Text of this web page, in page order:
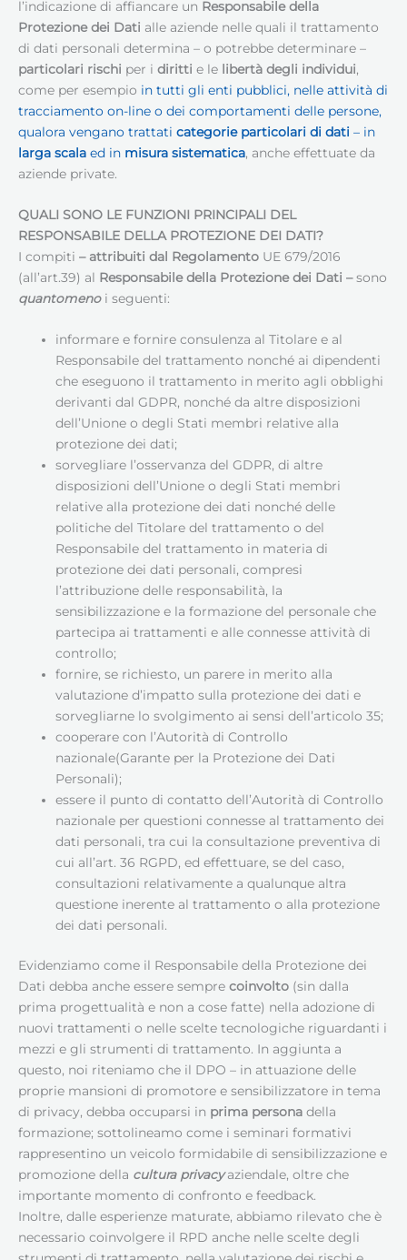
l’indicazione di affiancare un Responsabile della
Protezione dei Dati alle aziende nelle quali il trattamento
di dati personali determina – o potrebbe determinare –
particolari rischi per i diritti e le libertà degli individui,
come per esempio in tutti gli enti pubblici, nelle attività di
tracciamento on-line o dei comportamenti delle persone,
qualora vengano trattati categorie particolari di dati – in
larga scala ed in misura sistematica, anche effettuate da
aziende private.
QUALI SONO LE FUNZIONI PRINCIPALI DEL
RESPONSABILE DELLA PROTEZIONE DEI DATI?
I compiti – attribuiti dal Regolamento UE 679/2016
(all’art.39) al Responsabile della Protezione dei Dati –sono
quantomenoi seguenti:
informare e fornire consulenza al Titolare e al
Responsabile del trattamento nonché ai dipendenti
che eseguono il trattamento in merito agli obblighi
derivanti dal GDPR, nonché da altre disposizioni
dell’Unione o degli Stati membri relative alla
protezione dei dati;
sorvegliare l’osservanza del GDPR, di altre
disposizioni dell’Unione o degli Stati membri
relative alla protezione dei dati nonché delle
politiche del Titolare del trattamento o del
Responsabile del trattamento in materia di
protezione dei dati personali, compresi
l’attribuzione delle responsabilità, la
sensibilizzazione e la formazione del personale che
partecipa ai trattamenti e alle connesse attività di
controllo;
fornire, se richiesto, un parere in merito alla
valutazione d’impatto sulla protezione dei dati e
sorvegliarne lo svolgimento ai sensi dell’articolo 35;
cooperare con l’Autorità di Controllo
nazionale(Garante per la Protezione dei Dati
Personali);
essere il punto di contatto dell’Autorità di Controllo
nazionale per questioni connesse al trattamento dei
dati personali, tra cui la consultazione preventiva di
cui all’art. 36 RGPD, ed effettuare, se del caso,
consultazioni relativamente a qualunque altra
questione inerente al trattamento o alla protezione
dei dati personali.
Evidenziamo come il Responsabile della Protezione dei
Dati debba anche essere sempre coinvolto (sin dalla
prima progettualità e non a cose fatte) nella adozione di
nuovi trattamenti o nelle scelte tecnologiche riguardanti i
mezzi e gli strumenti di trattamento. In aggiunta a
questo, noi riteniamo che il DPO – in attuazione delle
proprie mansioni di promotore e sensibilizzatore in tema
di privacy, debba occuparsi in prima persona della
formazione; sottolineamo come i seminari formativi
rappresentino un veicolo formidabile di sensibilizzazione e
promozione della cultura privacyaziendale, oltre che
importante momento di confronto e feedback.
Inoltre, dalle esperienze maturate, abbiamo rilevato che è
necessario coinvolgere il RPD anche nelle scelte degli